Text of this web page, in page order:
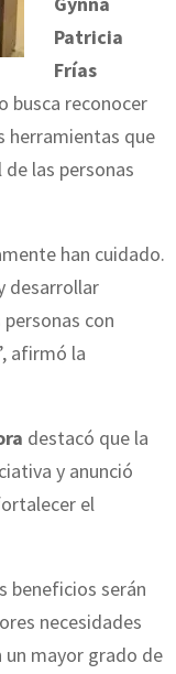
Patricia
Frías
busca reconocer
herramientas que
las personas
han cuidado.
desarrollar
con
afirmó la
destacó que la
y anunció
el
beneficios serán
necesidades
un mayor grado de